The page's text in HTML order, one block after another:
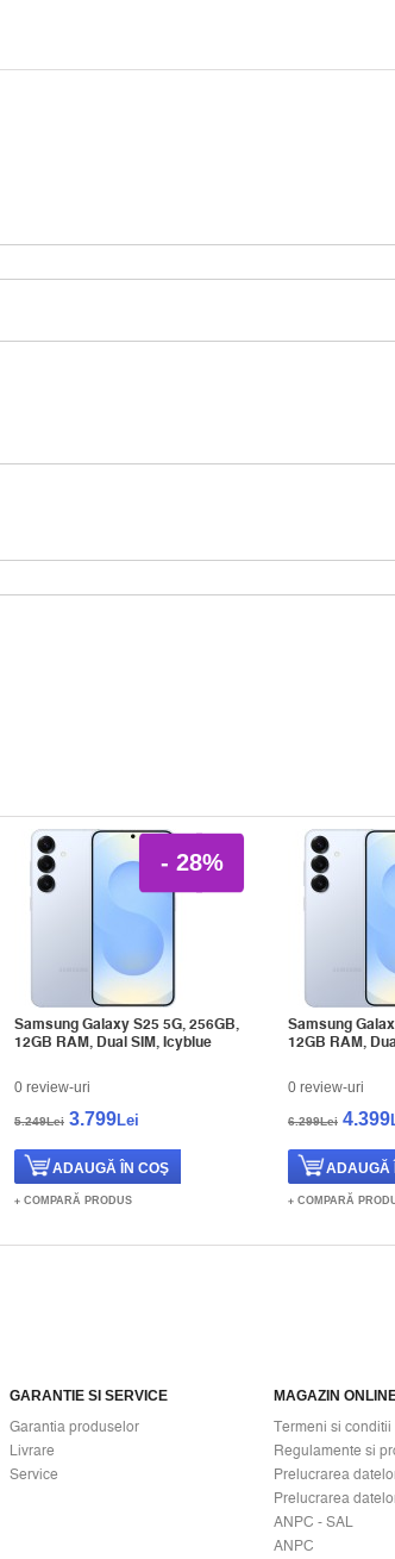
- 28%
Samsung Galaxy S25 5G, 256GB,
12GB RAM, Dual SIM, Icyblue
0 review-uri
5.249Lei 3.799Lei
COMPARĂ PRODUS
Samsung
12GB RAM,
0 review-uri
6.299Lei 4.399
COMPARĂ
GARANTIE SI SERVICE
Garantia produselor
Livrare
Service
MAGAZIN
Termeni si conditii
Regulamente si
Prelucrarea
Prelucrarea
ANPC - SAL
ANPC